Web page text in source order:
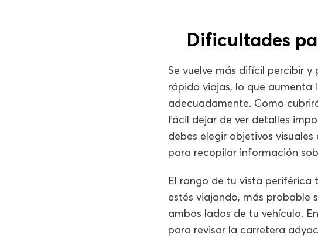
Dificultades
Se vuelve más difícil percibir
rápido viajas, lo que aumenta
adecuadamente. Como
fácil dejar de ver detalles
debes elegir objetivos
para recopilar información
El rango de tu vista periférica
estés viajando, más probable
ambos lados de tu vehículo.
para revisar la carretera